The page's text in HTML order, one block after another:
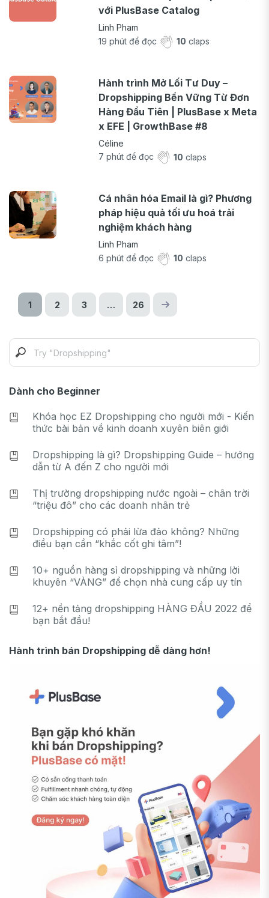
với PlusBase Catalog
Linh Pham
19 phút để đọc 10 claps
Hành trình Mở Lối Tư Duy –
Dropshipping Bền Vững Từ Đơn
Hàng Đầu Tiên | PlusBase x Meta
x EFE | GrowthBase #8
Céline
7 phút để đọc 10 claps
Cá nhân hóa Email là gì? Phương
pháp hiệu quả tối ưu hoá trải
nghiệm khách hàng
Linh Pham
6 phút để đọc 10 claps
1 2 3 … 26
Dành cho Beginner
Khóa học EZ Dropshipping cho người mới - Kiến
thức bài bản về kinh doanh xuyên biên giới
Dropshipping là gì? Dropshipping Guide – hướng
dẫn từ A đến Z cho người mới
Thị trường dropshipping nước ngoài – chân trời
“triệu đô” cho các doanh nhân trẻ
Dropshipping có phải lừa đảo không? Những
điều bạn cần “khắc cốt ghi tâm”!
10+ nguồn hàng sỉ dropshipping và những lời
khuyên “VÀNG” để chọn nhà cung cấp uy tín
12+ nền tảng dropshipping HÀNG ĐẦU 2022 để
bạn bắt đầu!
Hành trình bán Dropshipping dễ dàng hơn!